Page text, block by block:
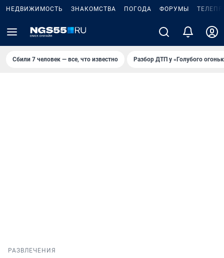
НЕДВИЖИМОСТЬ ЗНАКОМСТВА ПОГОДА ФОРУМЫ
Сбили 7 человек — все, что известно Разбор ДТП у «Голубого
РАЗВЛЕЧЕНИЯ